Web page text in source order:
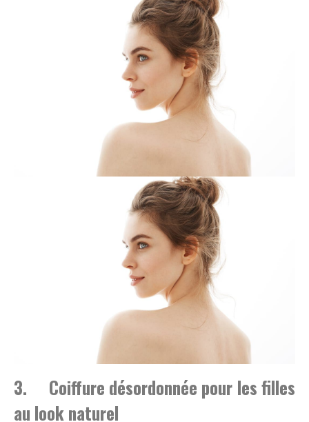
3. Coiffure désordonnée pour les filles
au look naturel